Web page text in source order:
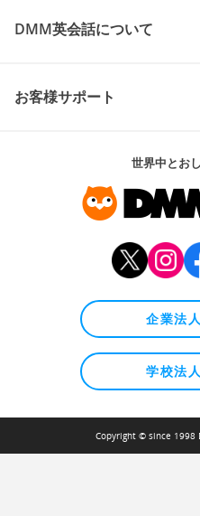
DMM英会話について
お客様サポート
世界中とお
企業法
学校法
Copyright © since 1998